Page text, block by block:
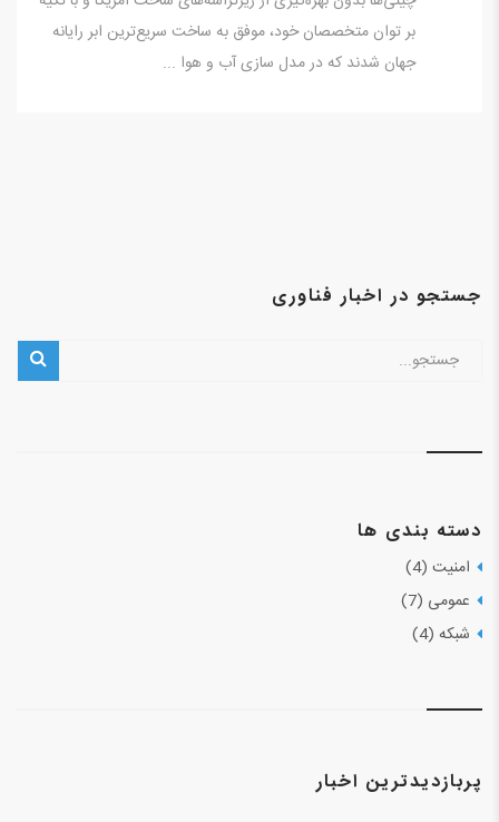
بر توان متخصصان خود، موفق به ساخت سریع‌ترین ابر رایانه
جهان شدند که در مدل سازی آب و هوا ...
جستجو در اخبار فناوری
دسته بندی ها
امنیت (4)
عمومی (7)
شبکه (4)
پربازدیدترین اخبار